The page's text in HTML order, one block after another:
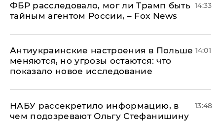
ФБР расследовало, мог ли Трамп быть
тайным агентом России, – Fox News
14:33
Антиукраинские настроения в Польше
меняются, но угрозы остаются: что
показало новое исследование
14:01
НАБУ рассекретило информацию, в
чем подозревают Ольгу Стефанишину
13:48